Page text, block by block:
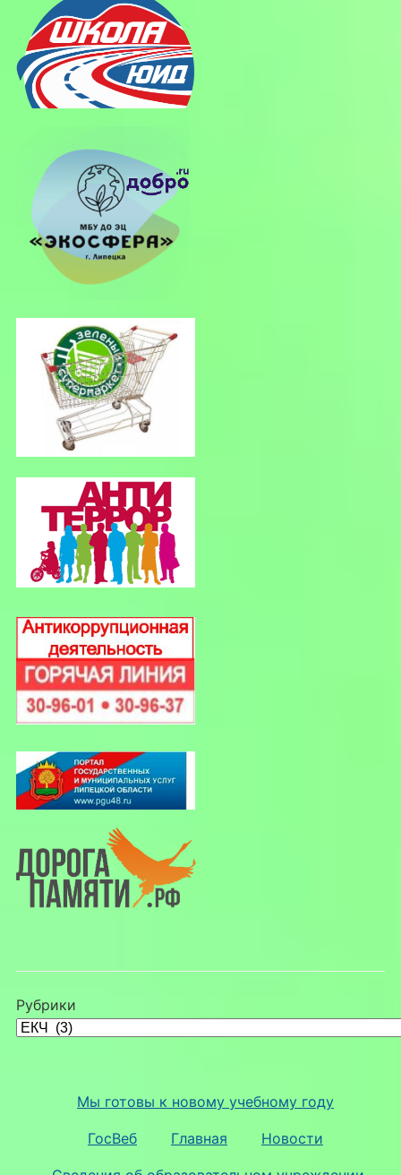
Рубрики
Мы готовы к новому учебному году
ГосВеб Главная Новости